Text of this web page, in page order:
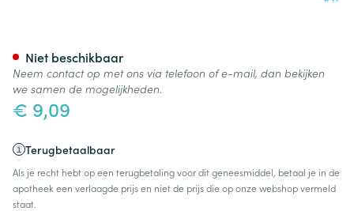
€ 9,09
Terugbetaalbaar
Als je recht hebt op een terugbetaling voor dit geneesmiddel, betaal je in de
apotheek een verlaagde prijs en niet de prijs die op onze webshop vermeld
staat.
Niet beschikbaar
Neem contact op met ons via telefoon of e-mail, dan bekijken
we samen de mogelijkheden.